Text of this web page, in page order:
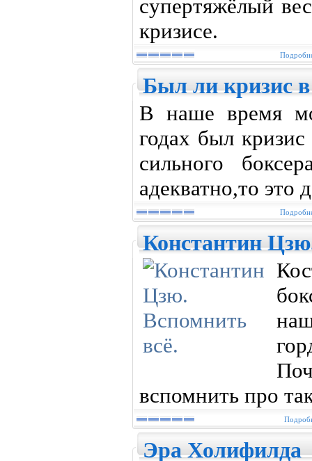
супертяжёлый
кризисе.
Был ли кризис в
В наше время
годах был
сильного
адекватно,то это
Константин
вспомнить про
Эра Холифилда